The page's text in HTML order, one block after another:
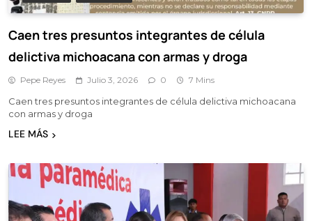
Caen tres presuntos integrantes de célula
delictiva michoacana con armas y droga
Pepe Reyes Julio 3, 2026 0 7 Mins
Caen tres presuntos integrantes de célula delictiva michoacana
con armas y droga
LEE MÁS